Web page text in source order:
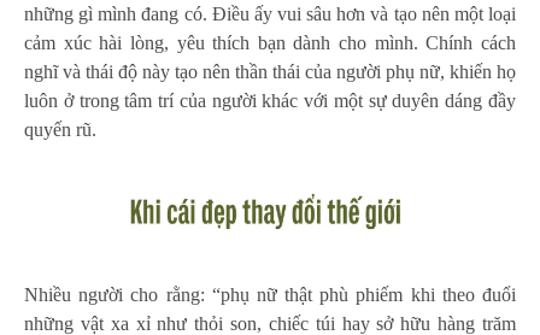
những gì mình đang có. Điều ấy vui sâu hơn và tạo nên một loại
cảm xúc hài lòng, yêu thích bạn dành cho mình. Chính cách
nghĩ và thái độ này tạo nên thần thái của người phụ nữ, khiến họ
luôn ở trong tâm trí của người khác với một sự duyên dáng đầy
quyến rũ.
Nhiều người cho rằng: “phụ nữ thật phù phiếm khi theo đuổi
những vật xa xỉ như thỏi son, chiếc túi hay sở hữu hàng trăm